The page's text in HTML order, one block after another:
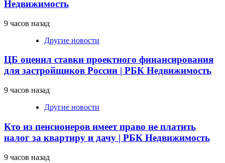
Недвижимость
9 часов назад
Другие новости
ЦБ оценил ставки проектного финансирования
для застройщиков России | РБК Недвижимость
9 часов назад
Другие новости
Кто из пенсионеров имеет право не платить
налог за квартиру и дачу | РБК Недвижимость
9 часов назад